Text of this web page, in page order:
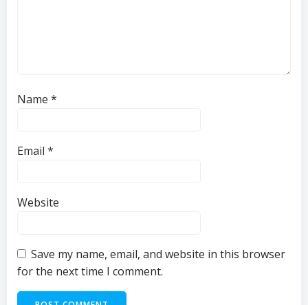
Name *
Email *
Website
Save my name, email, and website in this browser
for the next time I comment.